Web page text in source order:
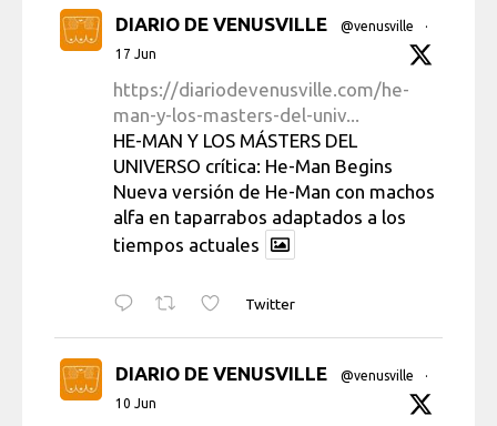
DIARIO DE VENUSVILLE @venusville
·
17 Jun
https://diariodevenusville.com/he-
man-y-los-masters-del-univ...
HE-MAN Y LOS MÁSTERS DEL
UNIVERSO crítica: He-Man Begins
Nueva versión de He-Man con machos
alfa en taparrabos adaptados a los
tiempos actuales
Twitter
DIARIO DE VENUSVILLE @venusville
·
10 Jun